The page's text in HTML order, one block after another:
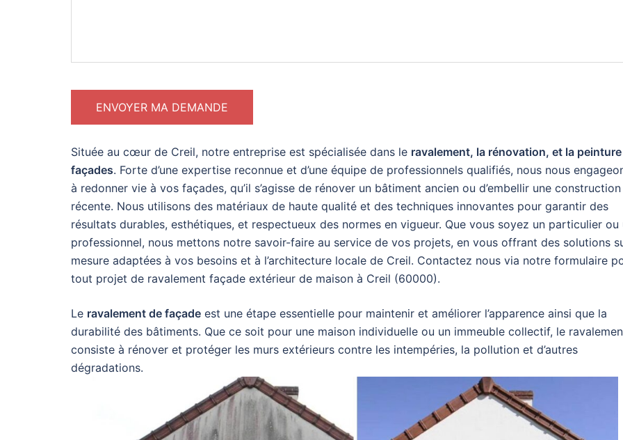
Située au cœur de Creil, notre entreprise est spécialisée dans le ravalement, la rénovation, et la
façades. Forte d’une expertise reconnue et d’une équipe de professionnels qualifiés, nous nous
à redonner vie à vos façades, qu’il s’agisse de rénover un bâtiment ancien ou d’embellir une construction
récente. Nous utilisons des matériaux de haute qualité et des techniques innovantes pour garantir des
résultats durables, esthétiques, et respectueux des normes en vigueur. Que vous soyez un particulier ou
professionnel, nous mettons notre savoir-faire au service de vos projets, en vous offrant des solutions
mesure adaptées à vos besoins et à l’architecture locale de Creil. Contactez nous via notre formulaire
tout projet de ravalement façade extérieur de maison à Creil (60000).
Le ravalement de façade est une étape essentielle pour maintenir et améliorer l’apparence ainsi que la
durabilité des bâtiments. Que ce soit pour une maison individuelle ou un immeuble collectif, le
consiste à rénover et protéger les murs extérieurs contre les intempéries, la pollution et d’autres
dégradations.